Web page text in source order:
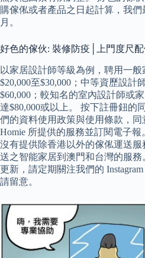
購傢俬或者產品之日起計算，我
月。
好色的傢伙: 裝修防疫│上門度尺
以家居設計師等級為例，聘用一
$20,000至$30,000；中等資歷設計
$60,000；較知名的室內設計師或
達$80,000或以上。 按下註冊鈕的
們的資料使用政策與使用條款，同
Homie 所提供的服務並訂閱電子
沒有提供除香港以外的傢俬運送
送之智能家居到澳門和台灣的服
更新，請定期關注我們的
請留意。